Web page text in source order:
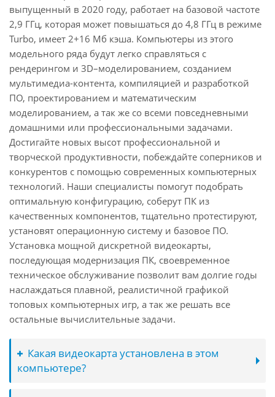
выпущенный в 2020 году, работает на базовой частоте
2,9 ГГц, которая может повышаться до 4,8 ГГц в режиме
Turbo, имеет 2+16 Мб кэша. Компьютеры из этого
модельного ряда будут легко справляться с
рендерингом и 3D–моделированием, созданием
мультимедиа-контента, компиляцией и разработкой
ПО, проектированием и математическим
моделированием, а так же со всеми повседневными
домашними или профессиональными задачами.
Достигайте новых высот профессиональной и
творческой продуктивности, побеждайте соперников и
конкурентов с помощью современных компьютерных
технологий. Наши специалисты помогут подобрать
оптимальную конфигурацию, соберут ПК из
качественных компонентов, тщательно протестируют,
установят операционную систему и базовое ПО.
Установка мощной дискретной видеокарты,
последующая модернизация ПК, своевременное
техническое обслуживание позволит вам долгие годы
наслаждаться плавной, реалистичной графикой
топовых компьютерных игр, а так же решать все
остальные вычислительные задачи.
Какая видеокарта установлена в этом
компьютере?